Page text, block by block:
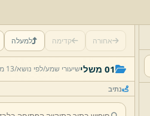
אחורה קדימה למעלה
01 משלי שיעורי שמע/לפי נושא/13 מיצד/
נתיב
011 פרק י,
כ,ז,עד כ,ט,.
mp3
00:20:08 · 3.53 MB
16/06/2026 20:31
פסוק א,.
mp3
16/06/2026 20:31